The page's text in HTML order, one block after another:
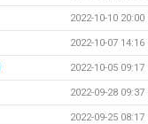
2022-10-10 20:00
2022-10-07 14:16
2022-10-05 09:17
2022-09-28 09:37
2022-09-25 08:17